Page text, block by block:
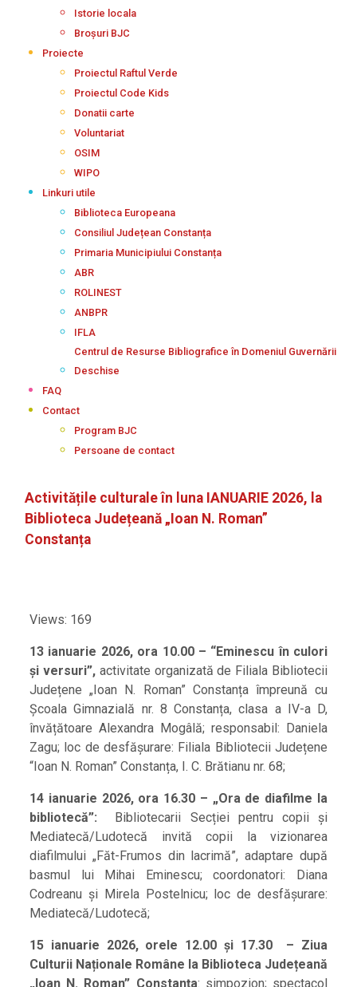
Istorie locala
Broșuri BJC
Proiecte
Proiectul Raftul Verde
Proiectul Code Kids
Donatii carte
Voluntariat
OSIM
WIPO
Linkuri utile
Biblioteca Europeana
Consiliul Județean Constanța
Primaria Municipiului Constanța
ABR
ROLINEST
ANBPR
IFLA
Centrul de Resurse Bibliografice în Domeniul Guvernării
Deschise
FAQ
Contact
Program BJC
Persoane de contact
Activitățile culturale în luna IANUARIE 2026, la
Biblioteca Județeană „Ioan N. Roman”
Constanța
Views: 169
13 ianuarie 2026, ora 10.00 – “Eminescu în culori
și versuri”, activitate organizată de Filiala Bibliotecii
Județene „Ioan N. Roman” Constanța împreună cu
Școala Gimnazială nr. 8 Constanța, clasa a IV-a D,
învățătoare Alexandra Mogâlă; responsabil: Daniela
Zagu; loc de desfășurare: Filiala Bibliotecii Județene
“Ioan N. Roman” Constanța, I. C. Brătianu nr. 68;
14 ianuarie 2026, ora 16.30 – „Ora de diafilme la
bibliotecă”:
Bibliotecarii Secției pentru copii și
Mediatecă/Ludotecă invită copii la vizionarea
diafilmului „Făt-Frumos din lacrimă”, adaptare după
basmul lui Mihai Eminescu; coordonatori: Diana
Codreanu și Mirela Postelnicu; loc de desfășurare:
Mediatecă/Ludotecă;
15 ianuarie 2026, orele 12.00 și 17.30 – Ziua
Culturii Naționale Române la Biblioteca Județeană
„Ioan N. Roman” Constanța: simpozion; spectacol